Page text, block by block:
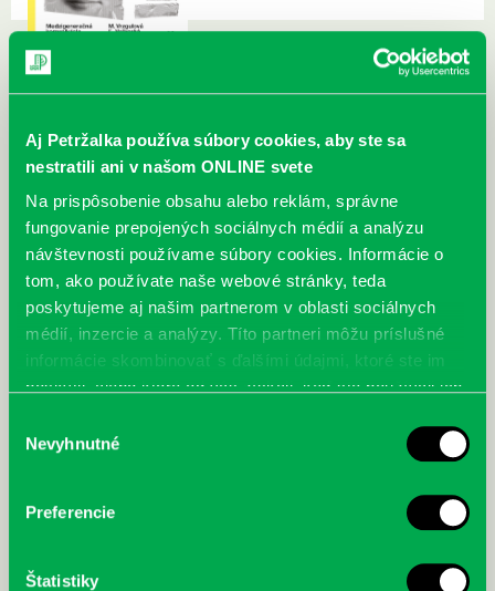
Aj Petržalka používa súbory cookies, aby ste sa
nestratili ani v našom ONLINE svete
Na prispôsobenie obsahu alebo reklám, správne
fungovanie prepojených sociálnych médií a analýzu
návštevnosti používame súbory cookies. Informácie o
tom, ako používate naše webové stránky, teda
poskytujeme aj našim partnerom v oblasti sociálnych
médií, inzercie a analýzy. Títo partneri môžu príslušné
informácie skombinovať s ďalšími údajmi, ktoré ste im
poskytli, alebo ktoré od vás získali, keď ste používali ich
súhlasu
Nevyhnutné
Preferencie
Štatistiky
cyklistu modernej doby: